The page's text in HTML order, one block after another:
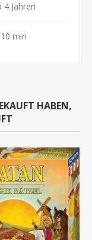
4 Jahren
10 min
HABEN,